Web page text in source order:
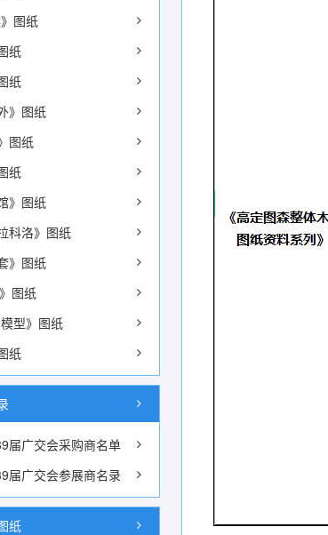
》图纸
纸
纸
》图纸
图纸
纸
》图纸
科洛》图纸
》图纸
图纸
模型》图纸
纸
届广交会采购商名单
届广交会参展商名录
纸